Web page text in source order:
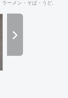
組織になってい
スデザインのス
ッフにとって一日
空間を作ること
の向上に繋がっ
と現場の声をし
スづくりをご提
ラーメン・そば・うどん